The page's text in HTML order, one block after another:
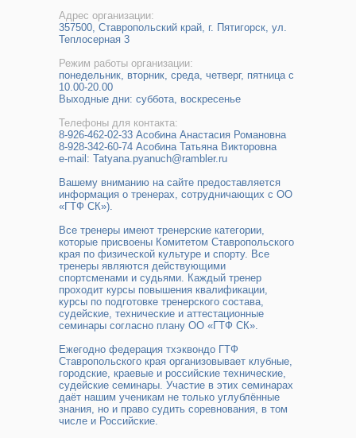
Адрес организации:
357500, Ставропольский край, г. Пятигорск, ул.
Теплосерная 3
Режим работы организации:
понедельник, вторник, среда, четверг, пятница с
10.00-20.00
Выходные дни: суббота, воскресенье
Телефоны для контакта:
8-926-462-02-33 Асобина Анастасия Романовна
8-928-342-60-74 Асобина Татьяна Викторовна
e-mail: Tatyana.pyanuch@rambler.ru
Вашему вниманию на сайте предоставляется
информация о тренерах, сотрудничающих с ОО
«ГТФ СК»).
Все тренеры имеют тренерские категории,
которые присвоены Комитетом Ставропольского
края по физической культуре и спорту. Все
тренеры являются действующими
спортсменами и судьями. Каждый тренер
проходит курсы повышения квалификации,
курсы по подготовке тренерского состава,
судейские, технические и аттестационные
семинары согласно плану ОО «ГТФ СК».
Ежегодно федерация тхэквондо ГТФ
Ставропольского края организовывает клубные,
городские, краевые и российские технические,
судейские семинары. Участие в этих семинарах
даёт нашим ученикам не только углублённые
знания, но и право судить соревнования, в том
числе и Российские.